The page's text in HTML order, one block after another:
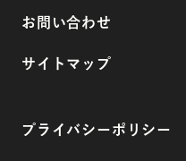
お問い合わせ
サイトマップ
プライバシーポリシー